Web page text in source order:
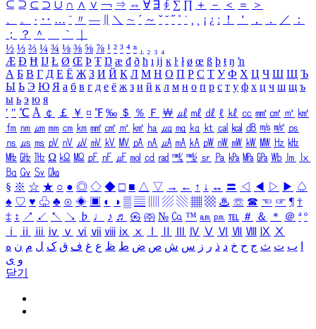
⊆ ⊇ ⊂ ⊃ ∪ ∩ ∧ ∨ ￢ ⇒ ⇔ ∀ ∃ ∮ ∑ ∏ ＋ － ＜ ＝
＞
、
。 · ‥ … ¨ 〃 ― ＼ ∼ ´ ～ ˇ ˘ ˝ ˚ ˙ ¸ ¡ ¿ ː ！ ＇ ， ． ／
：
；
？ ＾ ｀
½ ⅓ ⅔ ¼ ¾ ⅛ ⅜ ⅝ ⅞ ¹ ² ³ ⁴ ⁿ ₁ ₂ ₃ ₄
Æ Ð Ħ Ĳ Ł Ø Œ Þ Ŧ Ŋ æ đ ð ħ ı ĳ ĸ ŀ ł ø œ ß þ ŧ ŋ ŉ
А Б В Г Д Е Ё Ж З И Й К Л М Н О П Р С Т У Ф Х Ц Ч Ш Щ Ъ
Ы Ь Э Ю Я а б в г д е ё ж з и й к л м н о п р с т у ф х ц ч ш щ ъ
ы ь э ю я
′ ″ ℃ Å ￠ ￡ ￥ ¤ ℉ ‰ ＄ ％ Ｆ ￦ ㎕ ㎖ ㎗ ℓ ㎘ ㏄ ㎣ ㎤ ㎥ ㎦
㎙ ㎚ ㎛ ㎜ ㎝ ㎞ ㎟ ㎠ ㎡ ㎢ ㏊ ㎍ ㎎ ㎏ ㏏ ㎈ ㎉ ㏈ ㎧ ㎨ ㎰
㎱ ㎲ ㎳ ㎴ ㎵ ㎶ ㎷ ㎸ ㎹ ㎀ ㎁ ㎂ ㎃ ㎄ ㎺ ㎻ ㎽ ㎾ ㎿ ㎐ ㎑
㎒ ㎓ ㎔ Ω ㏀ ㏁ ㎊ ㎋ ㎌ ㏖ ㏅ ㎭ ㎮ ㎯ ㏛ ㎩ ㎪ ㎫ ㎬ ㏝ ㏐
㏓
㏃ ㏉ ㏜ ㏆
§ ※ ☆ ★ ○ ● ◎ ◇ ◆ □ ■ △ ▽ → ← ↑ ↓ ↔ 〓 ◁ ◀ ▷ ▶ ♤
♠ ♡ ♥ ♧ ♣ ⊙ ◈ ▣ ◐ ◑ ▒ ▤ ▨ ▧ ▦ ▩ ♨ ☏ ☎ ☜ ☞ ¶ †
‡ ↕ ↗ ↙ ↖ ↘ ♭ ♩ ♪ ♬ ㉿ ㈜ № ㏇ ™ ㏂ ㏘ ℡ ＃ ＆ ＊ ＠ ª º
ⅰ
ⅱ ⅲ ⅳ ⅴ ⅵ ⅶ ⅷ ⅸ ⅹ Ⅳ Ⅴ Ⅵ Ⅶ Ⅷ Ⅸ Ⅹ
ب ت ث ج ح خ د ذ ر ز س ش ص ض ط ظ ع غ ف ق ک ل م ن ه
و ی
닫기